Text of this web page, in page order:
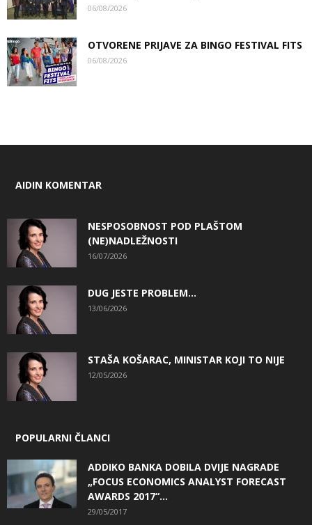
06/08/2026
OTVORENE PRIJAVE ZA BINGO FESTIVAL FITS
06/08/2026
AIDIN KOMENTAR
NESPOSOBNOST POD PLAŠTOM
(NE)NADLEŽNOSTI
16/07/2026
DUG JESTE PROBLEM…
13/06/2026
STAŠA KOŠARAC, MINISTAR KOJI TO NIJE
12/05/2026
POPULARNI ČLANCI
ADDIKO BANKA DOBILA DVIJE NAGRADE
„FOCUS ECONOMICS ANALYST FORECAST
AWARDS 2017“...
29/05/2017